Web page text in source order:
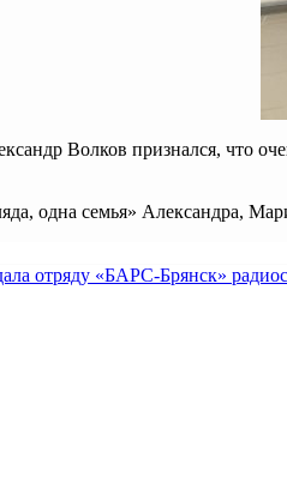
Волков признался, что
одна семья» Александра,